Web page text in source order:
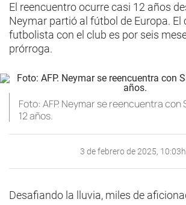
El reencuentro ocurre casi 12 años
Neymar partió al fútbol de Europa. El
futbolista con el club es por seis
prórroga.
Foto: AFP. Neymar se reencuentra
12 años.
3 de febrero de 2025,
Desafiando la lluvia, miles de